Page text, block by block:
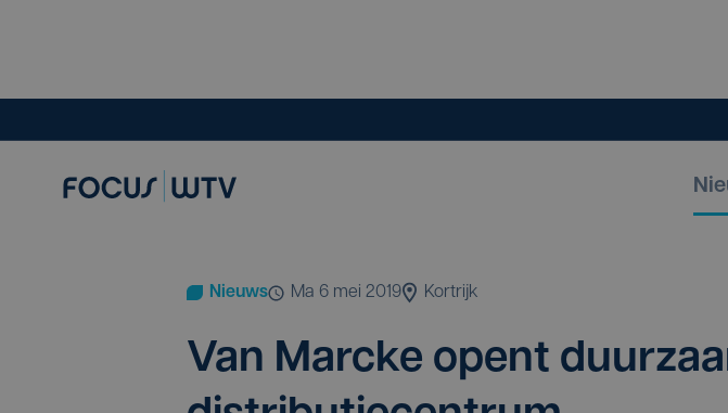
Nieuws ma 6 mei 2019 Kortrijk
Van Mar­c­ke opent